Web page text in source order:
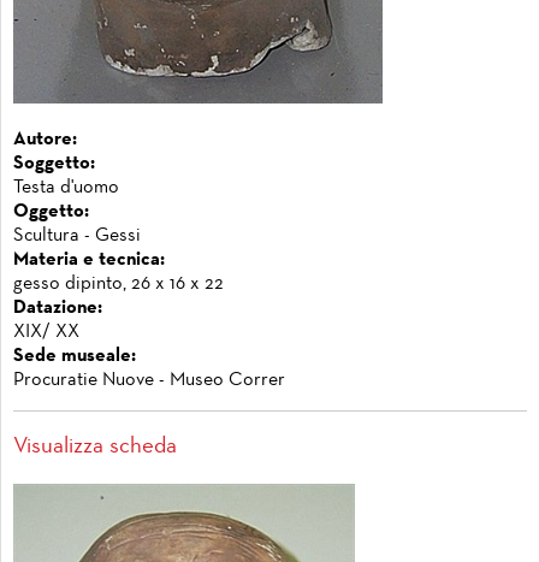
Autore:
Soggetto:
Testa d'uomo
Oggetto:
Scultura - Gessi
Materia e tecnica:
gesso dipinto, 26 x 16 x 22
Datazione:
XIX/ XX
Sede museale:
Procuratie Nuove - Museo Correr
Visualizza scheda